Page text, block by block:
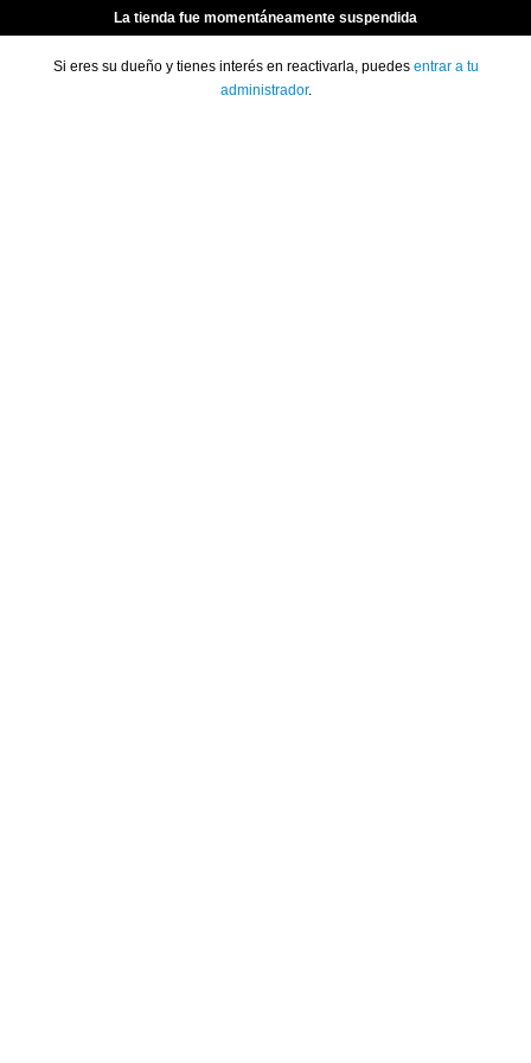
La tienda fue momentáneamente suspendida
Si eres su dueño y tienes interés en reactivarla, puedes entrar a tu
administrador.